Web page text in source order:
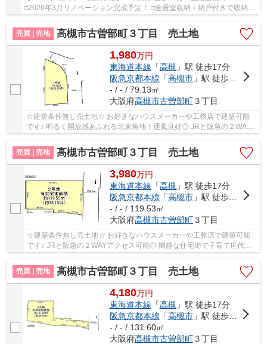
□2026年3月リノベーション完成予定！ □全居室収納＋納戸付きで収納力
売買 | 売地
高槻市古曽部町３丁目 売土地
1,980万円
東海道本線 「高槻 」駅 徒歩17分
阪急京都本線 「高槻市」駅 徒歩20分
- / - / 79.13㎡
大阪府高槻市古曽部町３丁目
☆建築条件無し売土地☆ お好きなハウスメーカーや工務店で建築可能
です♪ 明るく開放感あふれる北東角地！通風良好◎ JRと阪急の２WAY
売買 | 売地
高槻市古曽部町３丁目 売土地
3,980万円
東海道本線 「高槻 」駅 徒歩17分
阪急京都本線 「高槻市 」駅 徒歩21分
- / - / 119.53㎡
大阪府高槻市古曽部町３丁目
☆建築条件無し売土地☆ お好きなハウスメーカーや工務店で建築可能
です♪ JRと阪急の２WAYアクセス可能◎ 閑静な住宅街で子育て世代に
もオススメです♪
売買 | 売地
高槻市古曽部町３丁目 売土地
4,180万円
東海道本線 「高槻 」駅 徒歩17分
阪急京都本線 「高槻市」駅 徒歩21分
- / - / 131.60㎡
大阪府高槻市古曽部町３丁目